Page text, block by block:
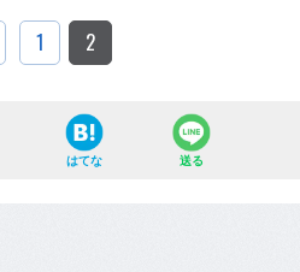
1 2
はてな 送る